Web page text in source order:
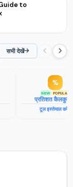
to
सभी देखें
NEW POPULAR
प्रतिशत
टूल इस्तेमाल करें